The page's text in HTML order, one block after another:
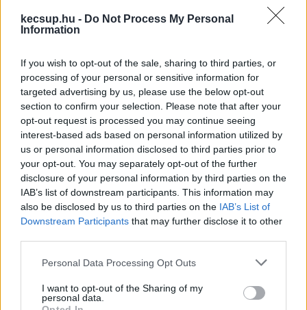
kecsup.hu - Do Not Process My Personal
Information
If you wish to opt-out of the sale, sharing to third parties, or
processing of your personal or sensitive information for
targeted advertising by us, please use the below opt-out
section to confirm your selection. Please note that after your
opt-out request is processed you may continue seeing
interest-based ads based on personal information utilized by
us or personal information disclosed to third parties prior to
your opt-out. You may separately opt-out of the further
disclosure of your personal information by third parties on the
IAB’s list of downstream participants. This information may
also be disclosed by us to third parties on the IAB’s List of
Downstream Participants that may further disclose it to other
Please note that this website/app uses one or more Google
not limited to your visit or usage behaviour. You may click to
grant or deny consent to Google and its third-party tags to
Personal Data Processing Opt Outs
I want to opt-out of the Sharing of my
personal data.
társult, addig 2025-ben a lista alapján 5365,12
milliárd forintnyi beruházáshoz 547,8 milliárd
A 2025-ös csomag súlypontja a nagy tőkeigényű
feldolgozóipari projektek felé tolódott, azon
belül is az akkumulátor–e-mobilitási értéklánc
dominált. Azaz a teljes 5365 milliárdos
beruházási állomány több mint fele egyetlen
projekthez kötődik: a Contemporary Amperex
teljes beruházási volumen 50,6 százalékát adja.